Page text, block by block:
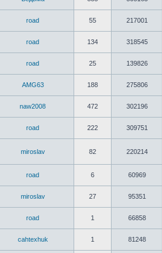
road 55 217001
road 134 318545
road 25 139826
AMG63 188 275806
naw2008 472 302196
road 222 309751
miroslav 82 220214
road 6 60969
miroslav 27 95351
road 1 66858
cahtexhuk 1 81248